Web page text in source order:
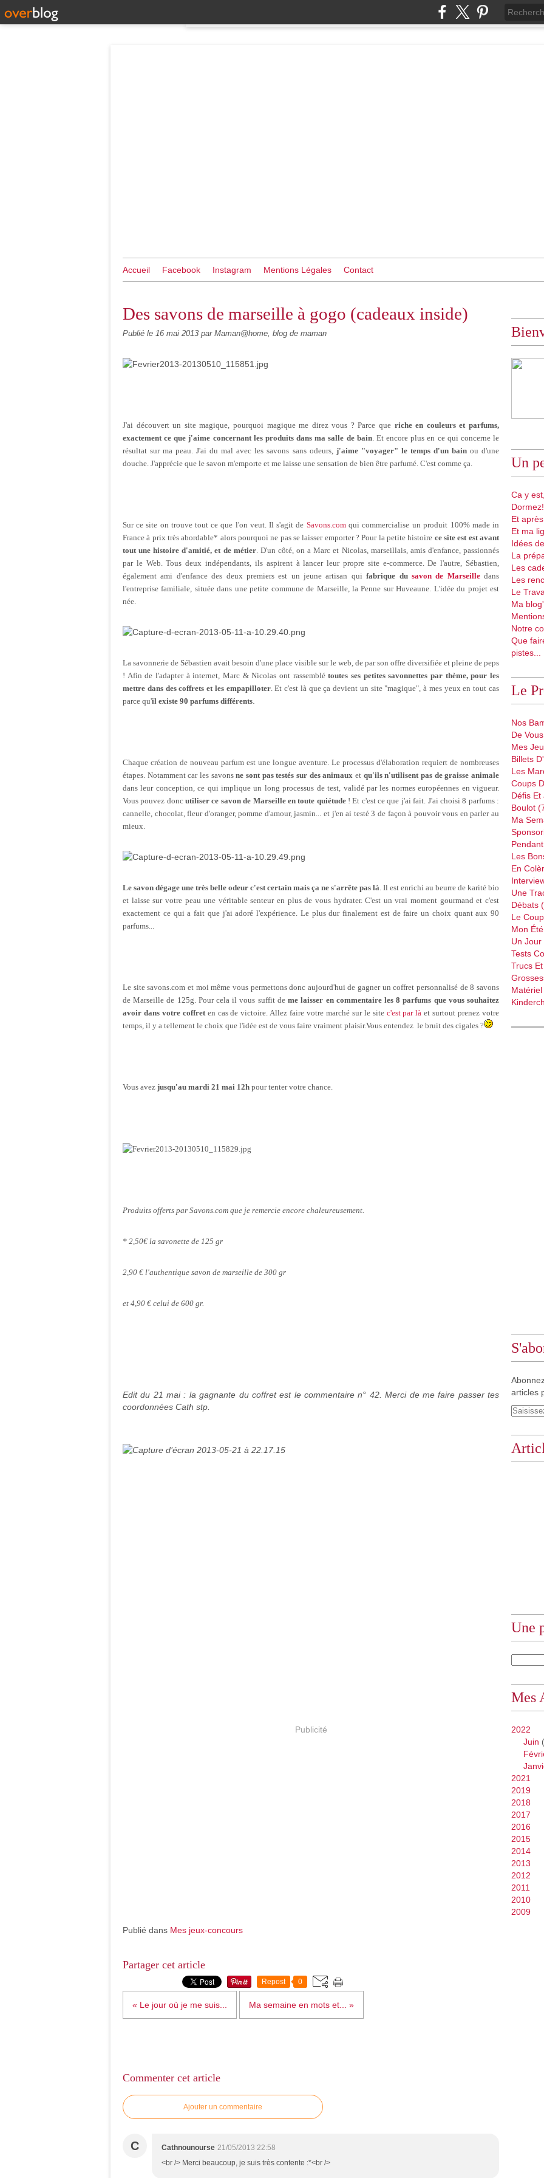
Accueil Facebook Instagram Mentions Légales Contact
Des savons de marseille à gogo (cadeaux inside)
Publié le 16 mai 2013 par Maman@home, blog de maman
J'ai découvert un site magique, pourquoi magique me direz vous ? Parce que riche en couleurs et parfums,
exactement ce que j'aime concernant les produits dans ma salle de bain. Et encore plus en ce qui concerne le
résultat sur ma peau. J'ai du mal avec les savons sans odeurs, j'aime "voyager" le temps d'un bainou d'une
douche. J'apprécie que le savon m'emporte et me laisse une sensation de bien être parfumé. C'est comme ça.
Sur ce site on trouve tout ce que l'on veut. Il s'agit de Savons.comqui commercialise un produit 100% made in
France à prix très abordable* alors pourquoi ne pas se laisser emporter ? Pour la petite histoire ce site est est avant
tout une histoire d'amitié, et de métier. D'un côté, on a Marc et Nicolas, marseillais, amis d'enfance, passionnés
par le Web. Tous deux indépendants, ils aspirent à lancer leur propre site e-commerce. De l'autre, Sébastien,
également ami d'enfance des deux premiers est un jeune artisan quifabrique du savon de Marseilledans
l'entreprise familiale, située dans une petite commune de Marseille, la Penne sur Huveaune. L'idée du projet est
née.
La savonnerie de Sébastien avait besoin d'une place visible sur le web, de par son offre diversifiée et pleine de peps
! Afin de l'adapter à internet, Marc & Nicolas ont rassemblétoutes ses petites savonnettes par thème, pour les
mettre dans des coffrets et les empapilloter. Et c'est là que ça devient un site "magique", à mes yeux en tout cas
parce qu'il existe 90 parfums différents
Chaque création de nouveau parfum est une longue aventure. Le processus d'élaboration requiert de nombreuses
étapes. Notamment car les savonsne sont pas testés sur des animaux et qu'ils n'utilisent pas de graisse animale
dans leur conception, ce qui implique un long processus de test, validé par les normes européennes en vigueur.
Vous pouvez doncutiliser ce savon de Marseille en toute quiétude! Et c'est ce que j'ai fait. J'ai choisi 8 parfums :
cannelle, chocolat, fleur d'oranger, pomme d'amour, jasmin... et j'en ai testé 3 de façon à pouvoir vous en parler au
mieux.
Le savon dégage une très belle odeur c'est certain mais ça ne s'arrête pas là. Il est enrichi au beurre de karité bio
et laisse sur votre peau une véritable senteur en plus de vous hydrater. C'est un vrai moment gourmand et c'est
exactement ce qui a fait que j'ai adoré l'expérience. Le plus dur finalement est de faire un choix quant aux 90
parfums...
Le site savons.com et moi même vous permettons donc aujourd'hui de gagner un coffret personnalisé de 8 savons
de Marseille de 125g. Pour cela il vous suffit deme laisser en commentaire les 8 parfums que vous souhaitez
avoir dans votre coffreten cas de victoire. Allez faire votre marché sur le site c'est par là et surtout prenez votre
temps, il y a tellement le choix que l'idée est de vous faire vraiment plaisir.Vous entendez le bruit des cigales ?
Vous avez jusqu'au mardi 21 mai 12h pour tenter votre chance.
Produits offerts par Savons.com que je remercie encore chaleureusement.
* 2,50€ la savonette de 125 gr
2,90 € l'authentique savon de marseille de 300 gr
et 4,90 € celui de 600 gr.
Edit du 21 mai : la gagnante du coffret est le commentaire n° 42. Merci de me faire passer tes
coordonnées Cath stp.
Publicité
Publié dans Mes jeux-concours
Partager cet article
Repost 0
« Le jour où je me suis... Ma semaine en mots et... »
Commenter cet article
Ajouter un commentaire
C Cathnounourse 21/05/2013 22:58
<br /> Merci beaucoup, je suis très contente :*<br />
Un
Ca y
Dormez!
Et
Et ma
Idées
La
Les
Les
Le
Ma
Notre
Que
pistes...
Le
Nos
De
Mes
Billets
Les
Coups
Défis Et
Boulot
Ma
Les
En
Une
Débats
Le
Mon
Un
Tests
Trucs
articles
Une
Mes
2022
Juin
2021
2019
2018
2017
2016
2015
2014
2013
2012
2011
2010
2009